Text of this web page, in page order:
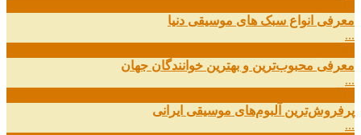
معرفی انواع سبک های موسیقی دنیا
...
معرفی محبوب‌ترین و بهترین خوانندگان جهان
...
پرفروش‌ترین آلبوم‌های موسیقی ایرانی
...